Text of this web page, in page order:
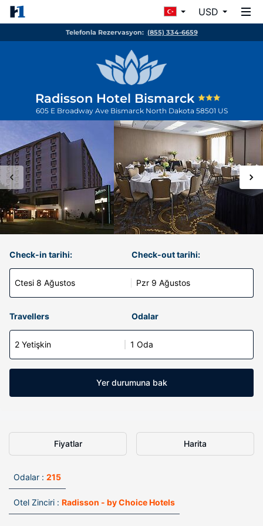
USD
Telefonla Rezervasyon: (855) 334-6659
Radisson Hotel Bismarck
605 E Broadway Ave Bismarck North Dakota 58501 US
Check-in tarihi:
Ctesi 8 Ağustos
Check-out tarihi:
Pzr 9 Ağustos
Travellers Odalar
2 Yetişkin 1 Oda
Yer durumuna bak
Fiyatlar Harita
Odalar : 215
Otel Zinciri : Radisson - by Choice Hotels